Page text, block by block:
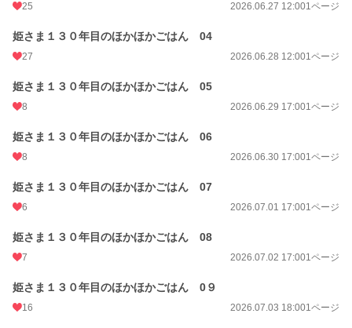
25 2026.06.27 12:001ページ
姫さま１３０年目のほかほかごはん 04
27 2026.06.28 12:001ページ
姫さま１３０年目のほかほかごはん 05
8 2026.06.29 17:001ページ
姫さま１３０年目のほかほかごはん 06
8 2026.06.30 17:001ページ
姫さま１３０年目のほかほかごはん 07
6 2026.07.01 17:001ページ
姫さま１３０年目のほかほかごはん 08
7 2026.07.02 17:001ページ
姫さま１３０年目のほかほかごはん 0９
16 2026.07.03 18:001ページ